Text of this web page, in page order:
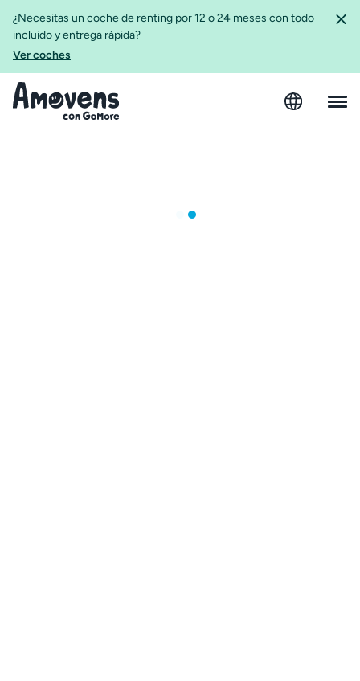
¿Necesitas un coche de renting por 12 o 24 meses con todo
incluido y entrega rápida?
Ver coches